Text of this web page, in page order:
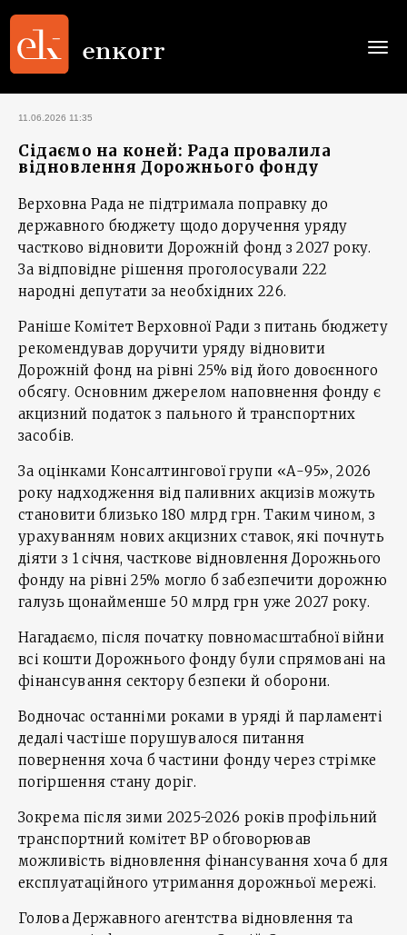
11.06.2026 11:35
Сідаємо на коней: Рада провалила
відновлення Дорожнього фонду
Верховна Рада не підтримала поправку до
державного бюджету щодо доручення уряду
частково відновити Дорожній фонд з 2027 року.
За відповідне рішення проголосували 222
народні депутати за необхідних 226.
Раніше Комітет Верховної Ради з питань бюджету
рекомендував доручити уряду відновити
Дорожній фонд на рівні 25% від його довоєнного
обсягу. Основним джерелом наповнення фонду є
акцизний податок з пального й транспортних
засобів.
За оцінками Консалтингової групи «А-95», 2026
року надходження від паливних акцизів можуть
становити близько 180 млрд грн. Таким чином, з
урахуванням нових акцизних ставок, які почнуть
діяти з 1 січня, часткове відновлення Дорожнього
фонду на рівні 25% могло б забезпечити дорожню
галузь щонайменше 50 млрд грн уже 2027 року.
Нагадаємо, після початку повномасштабної війни
всі кошти Дорожнього фонду були спрямовані на
фінансування сектору безпеки й оборони.
Водночас останніми роками в уряді й парламенті
дедалі частіше порушувалося питання
повернення хоча б частини фонду через стрімке
погіршення стану доріг.
Зокрема після зими 2025-2026 років профільний
транспортний комітет ВР обговорював
можливість відновлення фінансування хоча б для
експлуатаційного утримання дорожньої мережі.
Голова Державного агентства відновлення та